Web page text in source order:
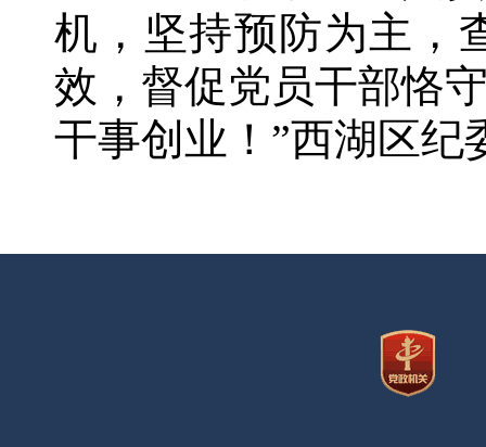
机，坚持预防为主，
效，督促党员干部恪
干事创业！”西湖区纪